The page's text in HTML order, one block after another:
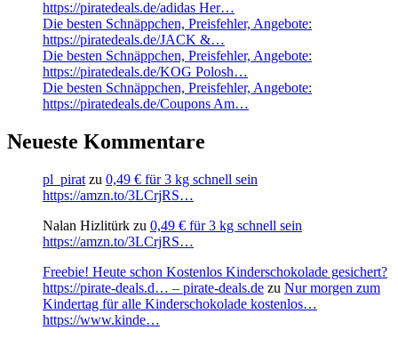
https://piratedeals.de/adidas Her…
Die besten Schnäppchen, Preisfehler, Angebote:
https://piratedeals.de/JACK &…
Die besten Schnäppchen, Preisfehler, Angebote:
https://piratedeals.de/KOG Polosh…
Die besten Schnäppchen, Preisfehler, Angebote:
https://piratedeals.de/Coupons Am…
Neueste Kommentare
pl_pirat zu 0,49 € für 3 kg schnell sein
https://amzn.to/3LCrjRS…
Nalan Hizlitürk zu 0,49 € für 3 kg schnell sein
https://amzn.to/3LCrjRS…
Freebie! Heute schon Kostenlos Kinderschokolade gesichert?
https://pirate-deals.d… – pirate-deals.de zu Nur morgen zum
Kindertag für alle Kinderschokolade kostenlos…
https://www.kinde…